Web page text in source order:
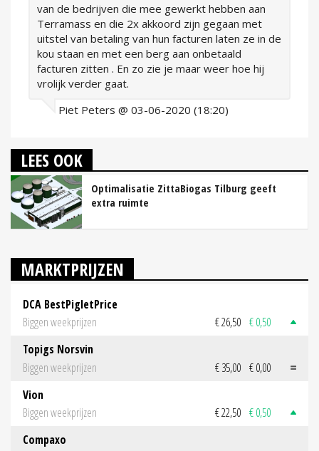
van de bedrijven die mee gewerkt hebben aan
Terramass en die 2x akkoord zijn gegaan met
uitstel van betaling van hun facturen laten ze in de
kou staan en met een berg aan onbetaald
facturen zitten . En zo zie je maar weer hoe hij
vrolijk verder gaat.
Piet Peters @ 03-06-2020 (18:20)
LEES OOK
Optimalisatie ZittaBiogas Tilburg geeft
extra ruimte
MARKTPRIJZEN
DCA BestPigletPrice
Biggen weekprijzen
€ 26,50 € 0,50
Topigs Norsvin
Biggen weekprijzen
€ 35,00 € 0,00
Vion
Biggen weekprijzen
€ 22,50 € 0,50
Compaxo